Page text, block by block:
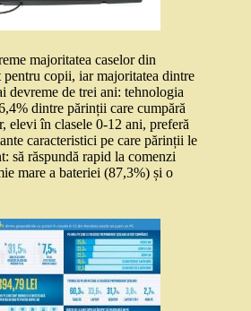
majoritatea caselor din
copii, iar majoritatea dintre
devreme de trei ani: tehnologia
dintre părinții care cumpără
elevi în clasele 0-12 ani, preferă
caracteristici pe care părinții le
să răspundă rapid la comenzi
mare a bateriei (87,3%) și o